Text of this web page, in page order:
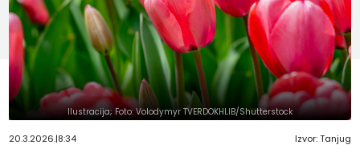
Ilustracija; Foto: Volodymyr TVERDOKHLIB/Shutterstock
20.3.2026.|8:34 Izvor: Tanjug